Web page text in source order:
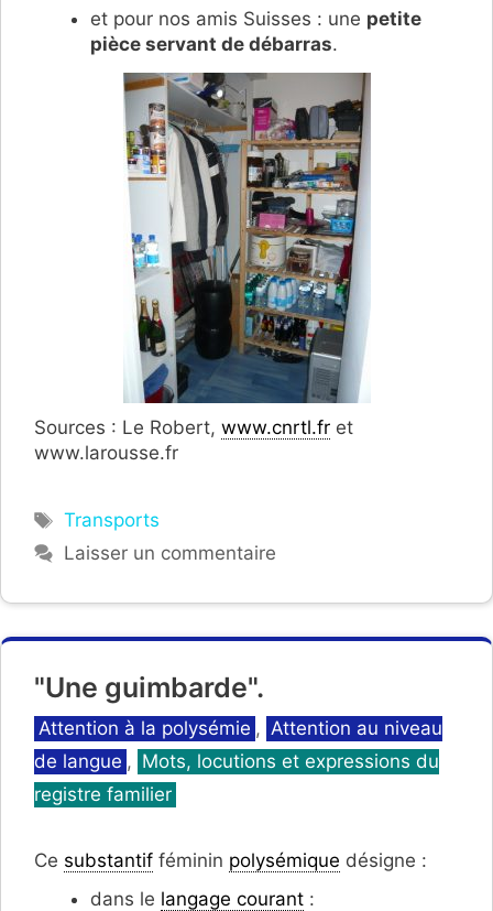
et pour nos amis Suisses : une petite
pièce servant de débarras.
Sources : Le Robert, www.cnrtl.fr et
www.larousse.fr
Étiquettes
Transports
Laisser un commentaire
"Une guimbarde".
Catégories
Attention à la polysémie , Attention au niveau
de langue , Mots, locutions et expressions du
registre familier
Ce substantif féminin polysémique désigne :
dans le langage courant :